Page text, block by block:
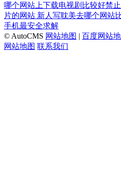
哪个网站上下载电视剧比较好禁
片的网站 新人写耽美去哪个网站
手机最安全求解
© AutoCMS 网站地图 | 百度网站
网站地图 联系我们